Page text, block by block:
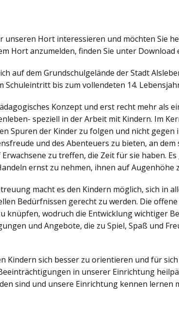
unseren Hort interessieren und möchten Sie
Hort anzumelden, finden Sie unter Download
auf dem Grundschulgelände der Stadt
Schuleintritt bis zum vollendeten 14.
Konzept und erst recht mehr als
speziell in der Arbeit mit Kindern. Im
Spuren der Kinder zu folgen und nicht
und des Abenteuers zu bieten, an
zu treffen, die Zeit für sie haben.
ernst zu nehmen, ihnen auf
macht es den Kindern möglich, sich in
Bedürfnissen gerecht zu werden. Die
knüpfen, wodruch die Entwicklung wichtiger
und Angebote, die zu Spiel, Spaß und
Kindern sich besser zu orientieren und für
in unserer Einrichtung
sind und unsere Einrichtung kennen lernen